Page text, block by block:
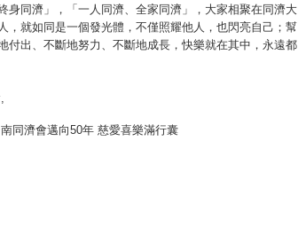
身同濟」，「一人同濟、全家同濟」，大家相聚在同濟大
，就如同是一個發光體，不僅照耀他人，也閃亮自己；幫
付出、不斷地努力、不斷地成長，快樂就在其中，永遠都
同濟會邁向50年 慈愛喜樂滿行囊